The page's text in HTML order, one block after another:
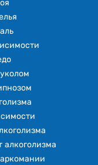
алкоголизма